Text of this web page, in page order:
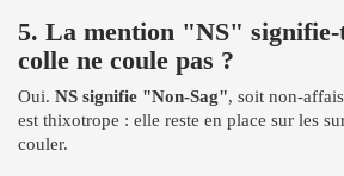
5. La mention "NS" signifie-
colle ne coule pas ?
Oui. NS signifie "Non-Sag", soit non-
est thixotrope : elle reste en place sur les
couler.